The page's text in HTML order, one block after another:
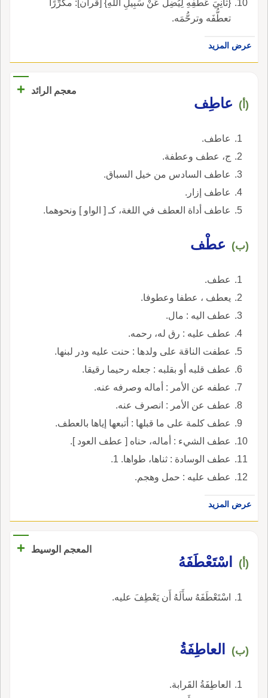
{ثَانِيَ عَطْفِهِ لِيُضِلَّ عَنْ سَبِيلِ اللهِ} [قرآن]: مكرِّرًا
تعطُّفَه وترحُّمَه.
عرض المزيد
معجم الرائد +
(أ) عاطِف
عاطف.
ج، عطف وعطفة.
عاطف السادس من خيل السباق.
عاطف إزار.
عاطف أداة العطف في اللغة، كـ [ الواو ] ونحوهما.
(ب) عطْف
عطف.
يعطف ، عطفا وعطوفا.
عطف اليه : مال.
عطف عليه : رق له، رحمه.
عطفت الناقة على ولدها : حنت عليه ودر لبنها.
عطف قلبه أو بقلبه : جعله رحيما رقيقا.
عطفه عن الأمر : أماله وصرفه عنه.
عطف عن الأمر : انصرف عنه.
عطف كلمة على ما قبلها : أتبعها إياها بالعطف.
عطف الشيء : أماله، حناه [ عطف العود ].
عطف الوسادة : ثناها، طواها. 1.
عطف عليه : حمل وهجم.
عرض المزيد
المعجم الوسيط +
(أ) اسْتَعْطَفَهُ
اسْتَعْطَفَهُ سأَلَهُ أَن يَعْطِفَ عليه.
(ب) العاطِفَةُ
العاطِفَةُ القَرابة.